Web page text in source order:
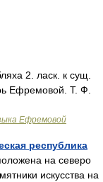
2. ласк. к сущ.
Ефремовой. Т. Ф.
Ефремовой
республика
на северо
искусства на